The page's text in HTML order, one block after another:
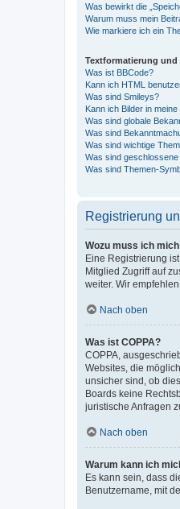
Was bewirkt die
Warum muss mein
Wie markiere ich ein
Textformatierung und
Was ist BBCode?
Kann ich HTML
Was sind Smileys?
Kann ich Bilder in
Was sind globale
Was sind
Was sind wichtige
Was sind
Was sind Themen-
Registrierung
Wozu muss ich
Eine Registrierung
Mitglied Zugriff auf
weiter. Wir
Nach oben
Was ist COPPA?
COPPA,
Websites, die
unsicher sind, ob
Boards keine
juristische Anfragen
Nach oben
Warum kann ich
Es kann sein, dass
Benutzername, mit